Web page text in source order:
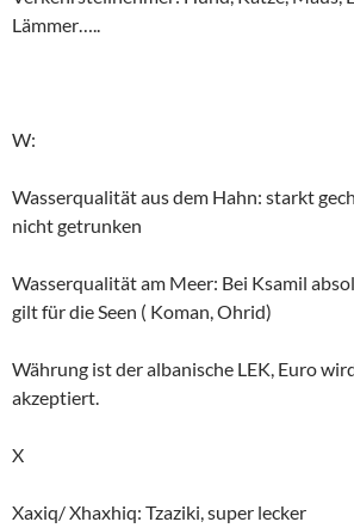
Lämmer…..
W:
Wasserqualität aus dem Hahn: starkt
nicht getrunken
Wasserqualität am Meer: Bei Ksamil
gilt für die Seen ( Koman, Ohrid)
Währung ist der albanische LEK, Euro
akzeptiert.
X
Xaxiq/ Xhaxhiq: Tzaziki, super lecker